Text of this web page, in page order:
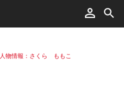
人物情報：さくら ももこ